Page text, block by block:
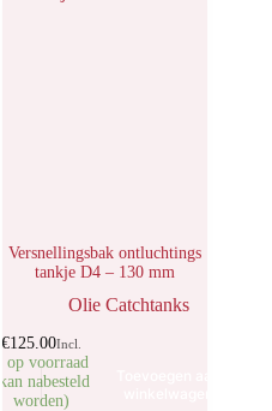
Versnellingsbak ontluchtings
tankje D4 – 130 mm
Olie Catchtanks
€125.00Incl.
3 op voorraad
(kan nabesteld
worden)